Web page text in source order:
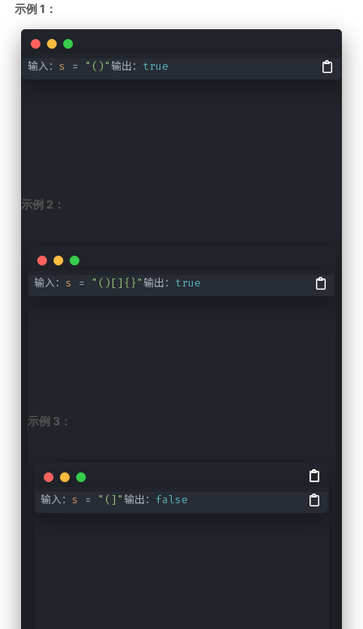
示例 1：
输入： s = "()" 输出： true
示例 2：
输入： s = "()[]{}" 输出： true
示例 3：
输入： s = "(]" 输出： false